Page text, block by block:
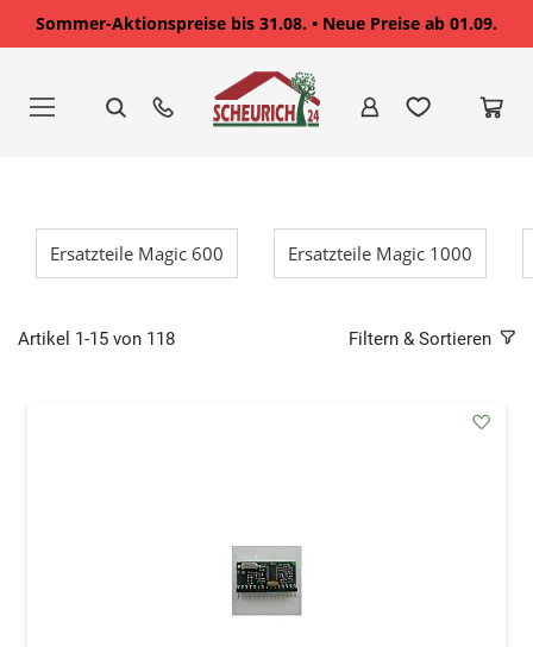
Sommer-Aktionspreise bis 31.08. • Neue Preise ab 01.09.
springen
Ersatzteile Magic 600 Ersatzteile Magic 1000
Artikel 1-15 von 118 Filtern & Sortieren